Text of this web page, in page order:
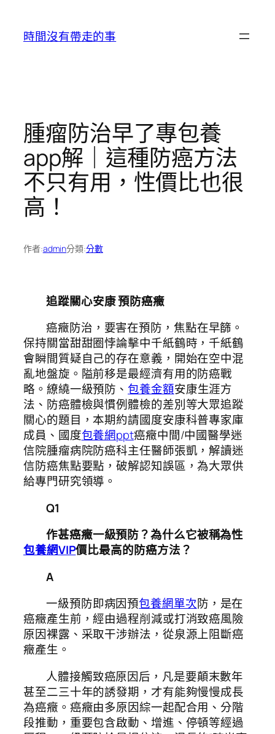
時間沒有帶走的事
腫瘤防治早了專包養
app解｜這種防癌方法
不只有用，性價比也很
高！
作者:admin分類:分數
追蹤關心安康 預防癌癥
癌癥防治，要害在預防，焦點在早篩。
保持關當甜甜圈悖論擊中千紙鶴時，千紙鶴
會瞬間質疑自己的存在意義，開始在空中混
亂地盤旋。隘前移是最經濟有用的防癌戰
略。繚繞一級預防、包養金額安康生涯方
法、防癌體檢與慣例體檢的差別等大眾追蹤
關心的題目，本期約請國度安康科普專家庫
成員、國度包養網ppt癌癥中間/中國醫學迷
信院腫瘤病院防癌科主任醫師張凱，解讀迷
信防癌焦點要點，破解認知誤區，為大眾供
給專門研究領導。
Q1
作甚癌癥一級預防？為什么它被稱為性
包養網VIP價比最高的防癌方法？
A
一級預防即病因預包養網單次防，是在
癌癥產生前，經由過程削減或打消致癌風險
原因裸露、采取干涉辦法，從泉源上阻斷癌
癥產生。
人體接觸致癌原因后，凡是要顛末數年
甚至二三十年的誘發期，才有能夠慢慢成長
為癌癥。癌癥由多原因綜一起配合用、分階
段推動，重要包含啟動、增進、停頓等經過